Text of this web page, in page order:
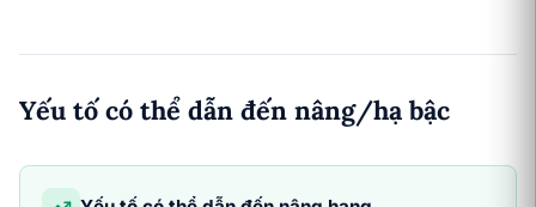
Yếu tố có thể dẫn đến nâng/hạ bậc